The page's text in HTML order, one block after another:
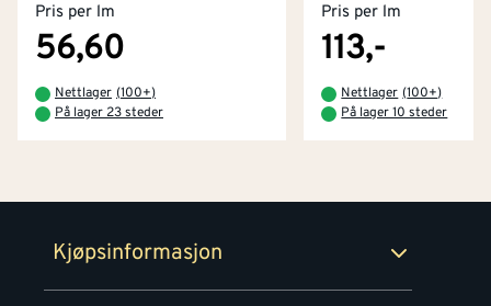
Pris per lm
56,60
Nettlager (100+)
På lager 23 steder
Pris per lm
113,-
Nettlager (100+)
På lager 10 steder
Kjøpsinformasjon
Kjøpsbetingelser
Retur- og angrerettsskjema
Tjenester
Montér Klubb
Byggevarehus og åpningstider
Prismatch
Personvern